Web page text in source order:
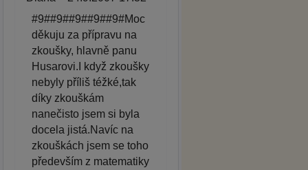
#9##9##9##9##9#Moc
děkuju za přípravu na
zkoušky, hlavně panu
Husarovi.I když zkoušky
nebyly příliš téžké,tak
díky zkouškám
nanečisto jsem si byla
docela jistá.Navíc na
zkouškách jsem se toho
především z matematiky